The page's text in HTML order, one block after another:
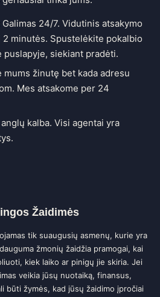
24/7. Vidutinis atsakymo
2 minutės. Spustelėkite pokalbio
puslapyje, siekiant pradėti.
mums žinutę bet kada adresu
. Mes atsakome per 24
kalba. Visi agentai yra
Žaidimės
tik suaugusių asmenų, kurie yra
žmonių žaidžia pramogai, kai
kiek laiko ar pinigų jie skiria. Jei
veikia jūsų nuotaiką, finansus,
būti žymės, kad jūsų žaidimo įpročiai